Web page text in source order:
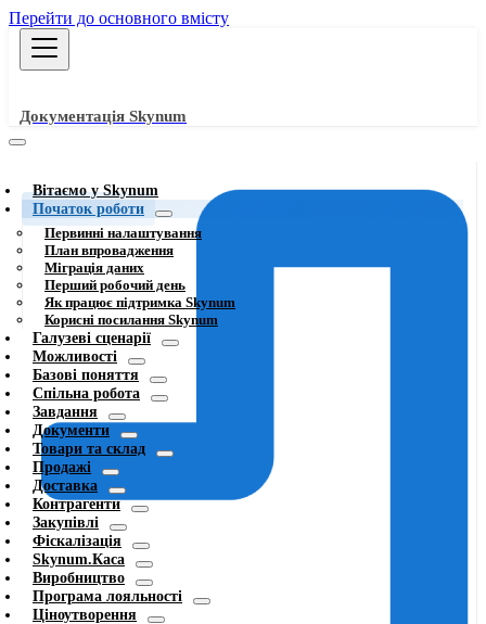
Перейти до основного вмісту
Документація Skynum
Вітаємо у Skynum
Початок роботи
Первинні налаштування
План впровадження
Міграція даних
Перший робочий день
Як працює підтримка Skynum
Корисні посилання Skynum
Галузеві сценарії
Можливості
Базові поняття
Спільна робота
Завдання
Документи
Товари та склад
Продажі
Доставка
Контрагенти
Закупівлі
Фіскалізація
Skynum.Каса
Виробництво
Програма лояльності
Ціноутворення